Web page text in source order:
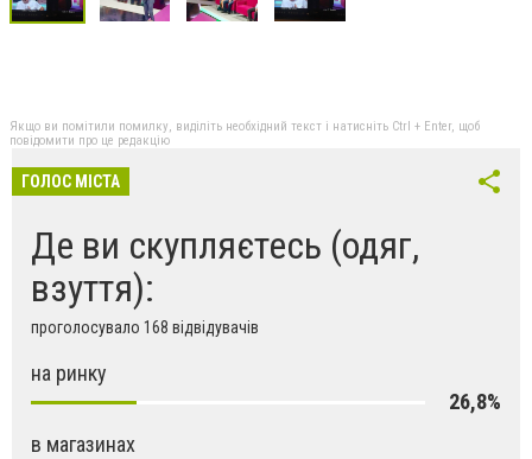
Якщо ви помітили помилку, виділіть необхідний текст і натисніть Ctrl + Enter, щоб
повідомити про це редакцію
ГОЛОС МІСТА
Де ви скупляєтесь (одяг,
взуття):
проголосувало 168 відвідувачів
на ринку
26,8%
в магазинах